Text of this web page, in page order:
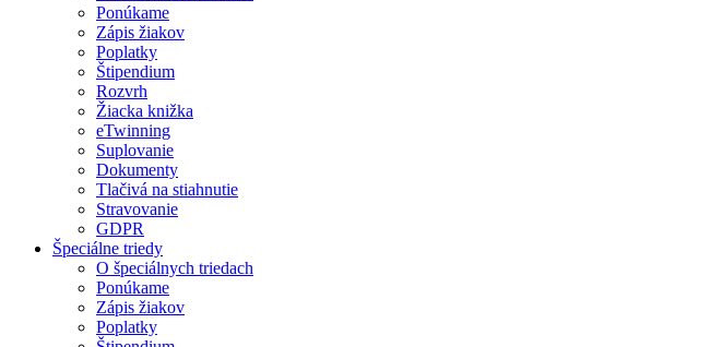
Ponúkame
Zápis žiakov
Poplatky
Štipendium
Rozvrh
Žiacka knižka
eTwinning
Suplovanie
Dokumenty
Tlačivá na stiahnutie
Stravovanie
GDPR
Špeciálne triedy
O špeciálnych triedach
Ponúkame
Zápis žiakov
Poplatky